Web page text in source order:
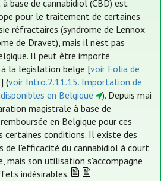
base de cannabidiol (CBD) est
pour le traitement de certaines
réfractaires (syndrome de Lennox
de Dravet), mais il n'est pas
Il peut être importé
la législation belge [voir Folia de
] (voir Intro.2.11.15. Importation de
en Belgique
). Depuis mai
magistrale à base de
en Belgique pour ces
certaines conditions. Il existe des
de l'efficacité du cannabidiol à court
mais son utilisation s'accompagne
indésirables.